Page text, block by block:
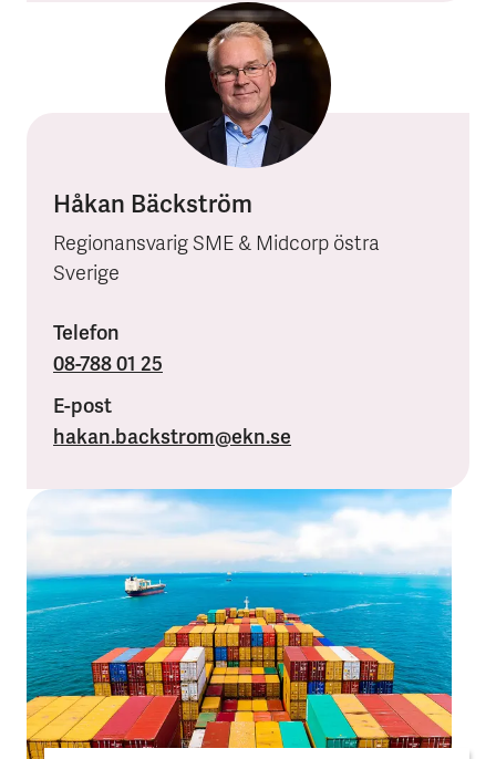
Håkan Bäckström
Regionansvarig SME & Midcorp östra
Sverige
Telefon
08-788 01 25
E-post
hakan.backstrom@ekn.se